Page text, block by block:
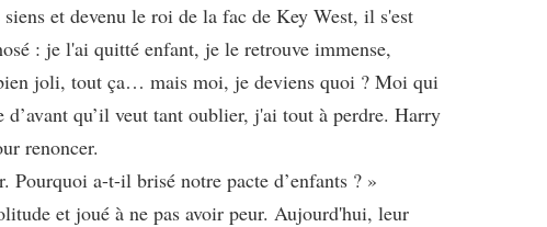
et devenu le roi de la fac de Key West, il s'est
: je l'ai quitté enfant, je le retrouve immense,
joli, tout ça… mais moi, je deviens quoi ? Moi qui
qu’il veut tant oublier, j'ai tout à perdre. Harry
renoncer.
Pourquoi a-t-il brisé notre pacte d’enfants ? »
et joué à ne pas avoir peur. Aujourd'hui, leur